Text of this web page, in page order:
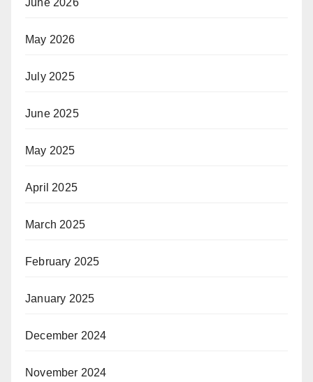
June 2026
May 2026
July 2025
June 2025
May 2025
April 2025
March 2025
February 2025
January 2025
December 2024
November 2024